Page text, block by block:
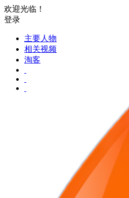
欢迎光临！
登录
主要人物
相关视频
淘客